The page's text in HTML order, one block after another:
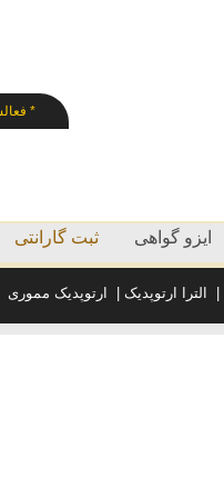
*
ایزو گواهی ثبت گارانتی
الترا ارتوپدیک ارتوپدیک مموری